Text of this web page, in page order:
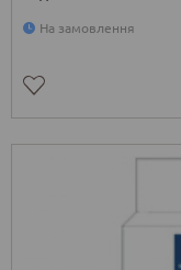
На замовлення